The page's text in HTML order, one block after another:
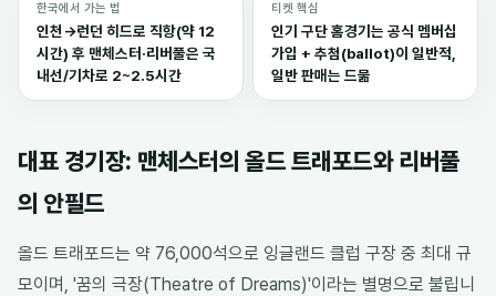
한국에서 가는 법
인천→런던 히드로 직항(약 12
시간) 후 맨체스터·리버풀은 국
내선/기차로 2~2.5시간
티켓 핵심
인기 구단 홈경기는 공식 멤버십
가입 + 추첨(ballot)이 일반적,
일반 판매는 드묾
대표 경기장: 맨체스터의 올드 트래포드와 리버풀
의 안필드
올드 트래포드는 약 76,000석으로 잉글랜드 클럽 구장 중 최대 규
모이며, '꿈의 극장(Theatre of Dreams)'이라는 별명으로 불립니